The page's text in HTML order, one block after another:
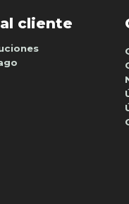
cliente